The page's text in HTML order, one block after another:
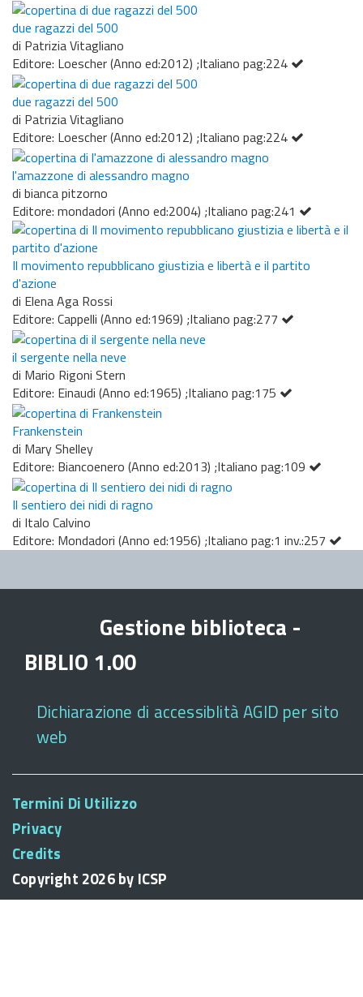
due ragazzi del 500
di Patrizia Vitagliano
Editore: Loescher (Anno ed:2012) ;Italiano pag:224
due ragazzi del 500
di Patrizia Vitagliano
Editore: Loescher (Anno ed:2012) ;Italiano pag:224
l'amazzone di alessandro magno
di bianca pitzorno
Editore: mondadori (Anno ed:2004) ;Italiano pag:241
Il movimento repubblicano giustizia e libertà e il partito
d'azione
di Elena Aga Rossi
Editore: Cappelli (Anno ed:1969) ;Italiano pag:277
il sergente nella neve
di Mario Rigoni Stern
Editore: Einaudi (Anno ed:1965) ;Italiano pag:175
Frankenstein
di Mary Shelley
Editore: Biancoenero (Anno ed:2013) ;Italiano pag:109
Il sentiero dei nidi di ragno
di Italo Calvino
Editore: Mondadori (Anno ed:1956) ;Italiano pag:1 inv.:257
Gestione biblioteca -
BIBLIO 1.00
Dichiarazione di accessiblità AGID per sito
web
Termini Di Utilizzo
Privacy
Credits
Copyright 2026 by ICSP